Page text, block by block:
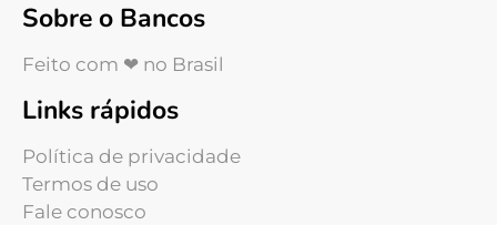
Sobre o Bancos
Feito com ❤ no Brasil
Links rápidos
Política de privacidade
Termos de uso
Fale conosco